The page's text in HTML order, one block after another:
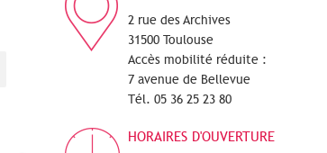
2 rue des Archives
31500 Toulouse
Accès mobilité réduite :
7 avenue de Bellevue
Tél. 05 36 25 23 80
HORAIRES D'OUVERTURE